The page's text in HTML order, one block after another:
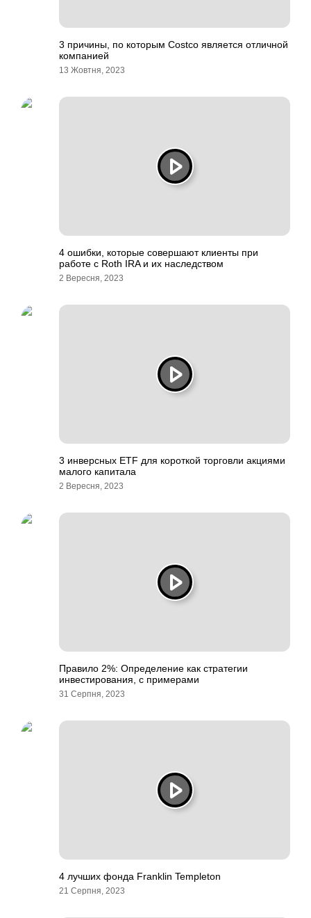
3 причины, по которым Costco является отличной
компанией
13 Жовтня, 2023
4 ошибки, которые совершают клиенты при
работе с Roth IRA и их наследством
2 Вересня, 2023
3 инверсных ETF для короткой торговли акциями
малого капитала
2 Вересня, 2023
Правило 2%: Определение как стратегии
инвестирования, с примерами
31 Серпня, 2023
4 лучших фонда Franklin Templeton
21 Серпня, 2023